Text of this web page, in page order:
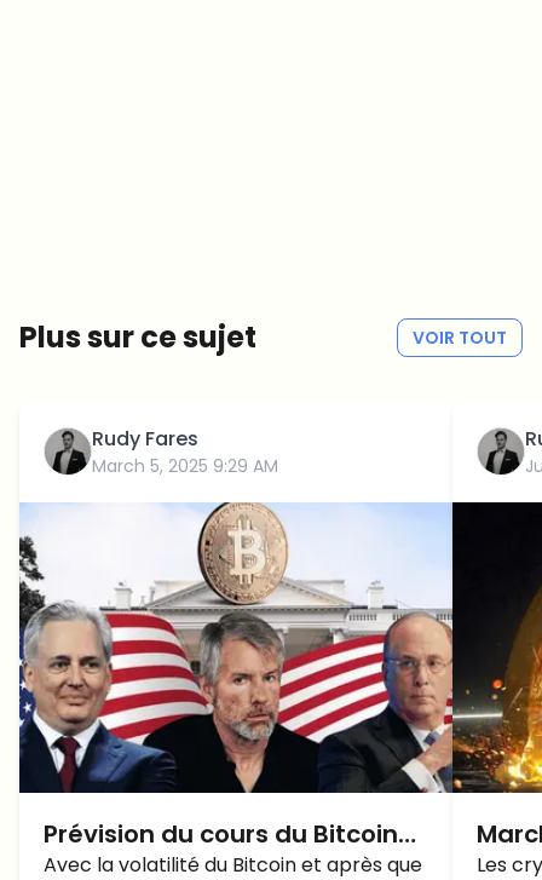
Plus sur ce sujet VOIR TOUT
Rudy Fares
March 5, 2025 9:29 AM
Prévision du cours du Bitcoin
2025 avant le prochain
Avec la volatilité du Bitcoin et après que Les